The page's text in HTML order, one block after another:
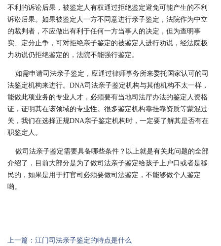
不利的诉讼后果，被鉴定人有权通过拒绝鉴定避免可能产生的不利
诉讼后果。如果被鉴定人一方不同意进行亲子鉴定，法院作为中立
的裁判者，不应做出有利于任何一方当事人的决定，但为查明事
实、定分止争，可对拒绝亲子鉴定的被鉴定人进行劝说，经法院极
力劝说仍拒绝鉴定的，法院不能强行鉴定。
如需申请司法亲子鉴定，应通过律师事务所来委托国家认可的司
法鉴定机构来进行。DNA司法亲子鉴定机构与其他机构不太一样，
能做此项业务的专业人才，必须要有当地司法厅办法的鉴定人资格
证，证明其在该领域的专业性。很多鉴定机构靠挂靠资质等蒙混过
关，我们在选择正规DNA亲子鉴定机构时，一定要了解其是否有在
职鉴定人。
做司法亲子鉴定需要具备哪些条件？以上就是有关此问题的全部
介绍了，目前大部分是为了做司法亲子鉴定给孩子上户口或者是移
民的，如果是用于打官司必须要做司法鉴定，不能够做个人鉴定
哟。
上一篇：江门司法亲子鉴定的特点是什么